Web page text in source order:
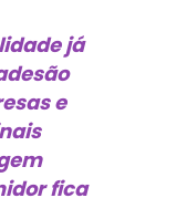
já
e
fica